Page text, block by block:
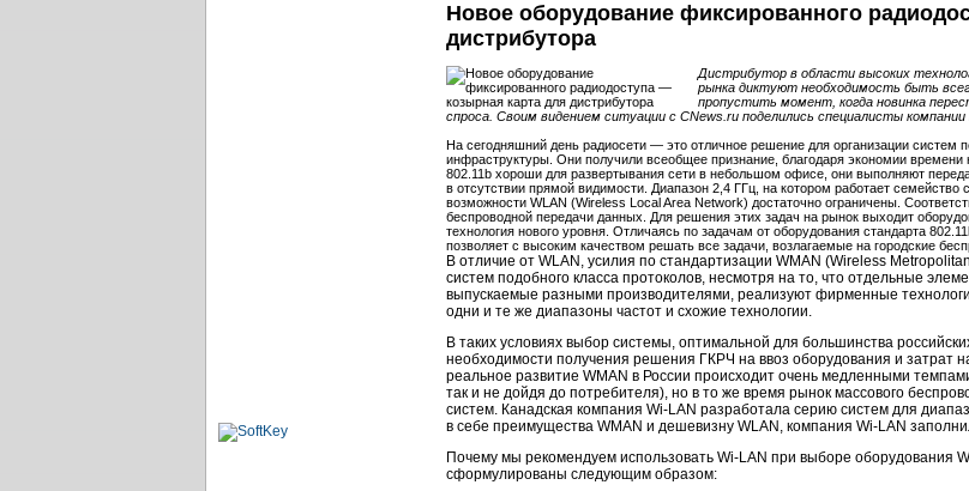
Новое оборудование фиксированного
дистрибутора
Дистрибутор в области высоких
рынка диктуют необходимость быть
пропустить момент, когда новинка
спроса. Своим видением ситуации с CNews.ru поделились специалисты компании
На сегодняшний день радиосети — это отличное решение для организации систем
инфраструктуры. Они получили всеобщее признание, благодаря экономии
802.11b хороши для развертывания сети в небольшом офисе, они выполняют
в отсутствии прямой видимости. Диапазон 2,4 ГГц, на котором работает семейство
возможности WLAN (Wireless Local Area Network) достаточно ограничены.
беспроводной передачи данных. Для решения этих задач на рынок выходит
технология нового уровня. Отличаясь по задачам от оборудования стандарта
позволяет с высоким качеством решать все задачи, возлагаемые на городские
В отличие от WLAN, усилия по стандартизации WMAN (Wireless
систем подобного класса протоколов, несмотря на то, что отдельные
выпускаемые разными производителями, реализуют фирменные
одни и те же диапазоны частот и схожие технологии.
В таких условиях выбор системы, оптимальной для большинства
необходимости получения решения ГКРЧ на ввоз оборудования и затрат
реальное развитие WMAN в России происходит очень медленными
так и не дойдя до потребителя), но в то же время рынок массового
систем. Канадская компания Wi-LAN разработала серию систем для
в себе преимущества WMAN и дешевизну WLAN, компания Wi-LAN
Почему мы рекомендуем использовать Wi-LAN при выборе оборудования
сформулированы следующим образом: